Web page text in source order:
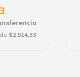
$2.514,33